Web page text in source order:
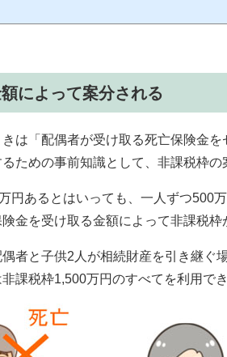
によって案分される
は「配偶者が受け取る死亡保険金
ための事前知識として、非課税枠の
円あるとはいっても、一人ずつ500
金を受け取る金額によって非課税枠
者と子供2人が相続財産を引き継ぐ
課税枠1,500万円のすべてを利用でき